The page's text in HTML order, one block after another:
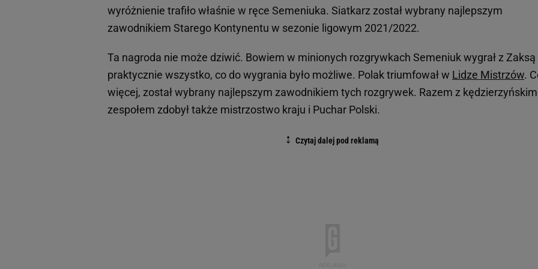
wyróżnienie trafiło właśnie w ręce Semeniuka. Siatkarz został wybrany najlepszym
zawodnikiem Starego Kontynentu w sezonie ligowym 2021/2022.
Ta nagroda nie może dziwić. Bowiem w minionych rozgrywkach Semeniuk wygrał z Zaksą
praktycznie wszystko, co do wygrania było możliwe. Polak triumfował w Lidze Mistrzów.
więcej, został wybrany najlepszym zawodnikiem tych rozgrywek. Razem z kędzierzyńskim
zespołem zdobył także mistrzostwo kraju i Puchar Polski.